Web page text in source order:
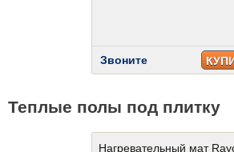
Звоните
Теплые полы под плитку
Нагревательный мат